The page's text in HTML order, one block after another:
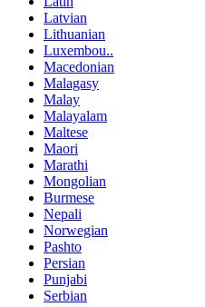
Latvian
Lithuanian
Luxembou..
Macedonian
Malagasy
Malay
Malayalam
Maltese
Maori
Marathi
Mongolian
Burmese
Nepali
Norwegian
Pashto
Persian
Punjabi
Serbian